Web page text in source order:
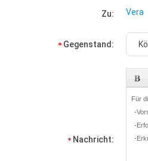
Zu: Vera
Gegenstand:
Nachricht: